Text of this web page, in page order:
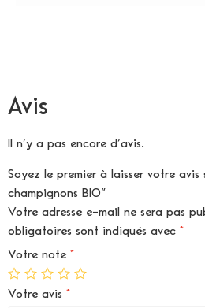
Avis
Il n’y a pas encore d’avis.
Soyez le premier à laisser votre avis
champignons BIO”
Votre adresse e-mail ne sera pas
obligatoires sont indiqués avec *
Votre note *
Votre avis *